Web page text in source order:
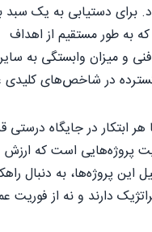
برای دستیابی به یک سبد
به طور مستقیم از اهداف
و میزان وابستگی به
در شاخص‌های کلیدی
در جایگاه درستی
پروژه‌هایی است که ارزش
پروژه‌ها، به دنبال
دارند و نه از فوریت